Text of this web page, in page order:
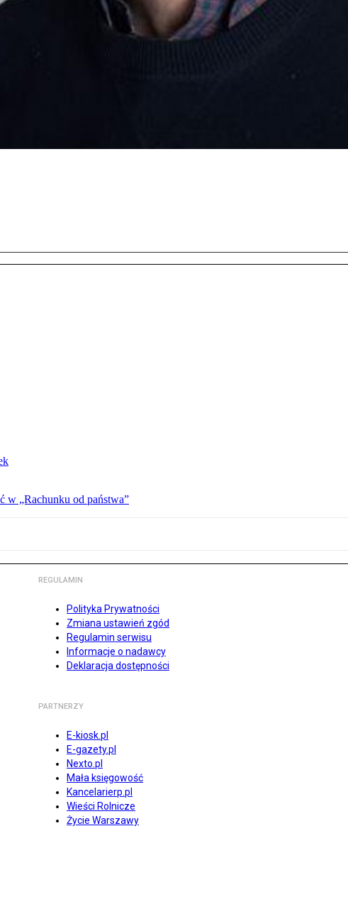
w „Rachunku od państwa”
REGULAMIN
Polityka Prywatności
Zmiana ustawień zgód
Regulamin serwisu
Informacje o nadawcy
Deklaracja dostępności
PARTNERZY
E-kiosk.pl
E-gazety.pl
Nexto.pl
Mała księgowość
Kancelarierp.pl
Wieści Rolnicze
Życie Warszawy